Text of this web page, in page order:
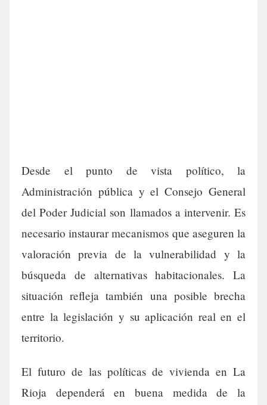
Desde el punto de vista político, la
Administración pública y el Consejo General
del Poder Judicial son llamados a intervenir. Es
necesario instaurar mecanismos que aseguren la
valoración previa de la vulnerabilidad y la
búsqueda de alternativas habitacionales. La
situación refleja también una posible brecha
entre la legislación y su aplicación real en el
territorio.
El futuro de las políticas de vivienda en La
Rioja dependerá en buena medida de la